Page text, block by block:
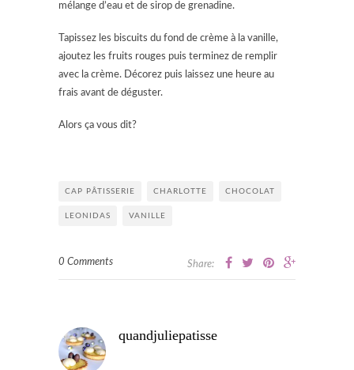
mélange d’eau et de sirop de grenadine.
Tapissez les biscuits du fond de crème à la vanille,
ajoutez les fruits rouges puis terminez de remplir
avec la crème. Décorez puis laissez une heure au
frais avant de déguster.
Alors ça vous dit?
CAP PÂTISSERIE CHARLOTTE CHOCOLAT
LEONIDAS VANILLE
0 Comments Share:
quandjuliepatisse